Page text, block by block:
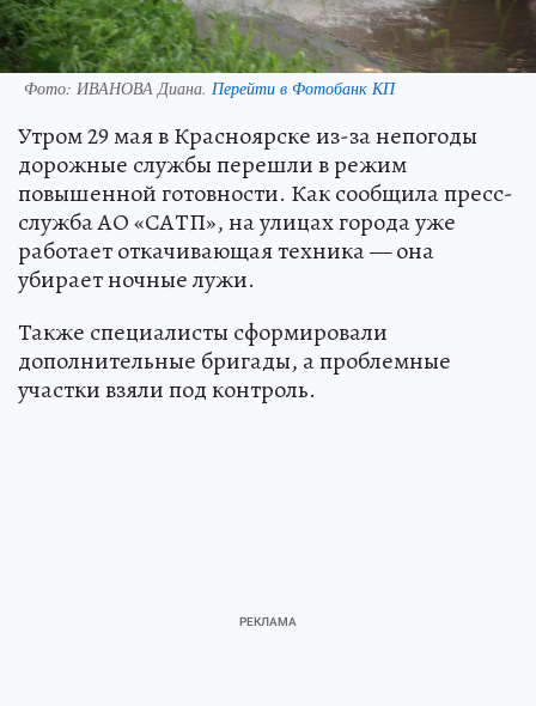
Фото: ИВАНОВА Диана. Перейти в Фотобанк КП
Утром 29 мая в Красноярске из-за непогоды
дорожные службы перешли в режим
повышенной готовности. Как сообщила пресс-
служба АО «САТП», на улицах города уже
работает откачивающая техника — она
убирает ночные лужи.
Также специалисты сформировали
дополнительные бригады, а проблемные
участки взяли под контроль.